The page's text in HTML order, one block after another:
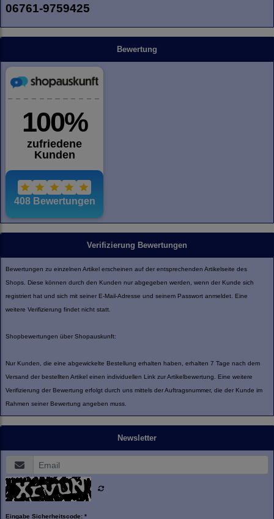
06761-9759425
Bewertung
Verifizierung Bewertungen
Bewertungen zu einzelnen Artikel erscheinen auf der entsprechenden Artikelseite des
Shops. Diese können durch den Kunden nur abgegeben werden, wenn der Kunde sich
registriert hat und sich mit seiner E-Mail-Adresse und seinem Passwort anmeldet. Eine
weitere Verifizierung findet nicht statt.
Shopbewertungen über Shopauskunft:
Nur Kunden, die eine abgewickelte Bestellung erhalten haben, erhalten 7 Tage nach dem
Versand der bestellten Artikel einen individuellen Link zur Artikelbewertung. Eine weitere
Verifizierung der Bewertung erfolgt durch uns mittels der Auftragsnummer, die der Kunde im
Rahmen seiner Bewertung angeben muss.
Newsletter
Eingabe Sicherheitscode: *